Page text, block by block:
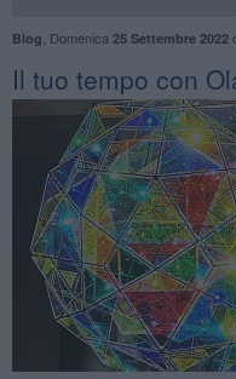
Blog Domenica 25 Settembre 2022
​Il tuo tempo con